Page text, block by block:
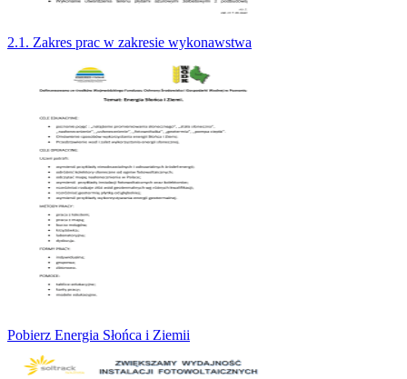
2.1. Zakres prac w zakresie wykonawstwa
Pobierz Energia Słońca i Ziemii